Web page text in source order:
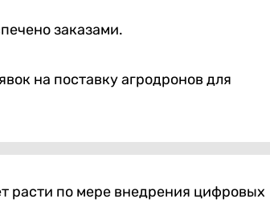
заказами.
на поставку агродронов для
расти по мере внедрения цифровых